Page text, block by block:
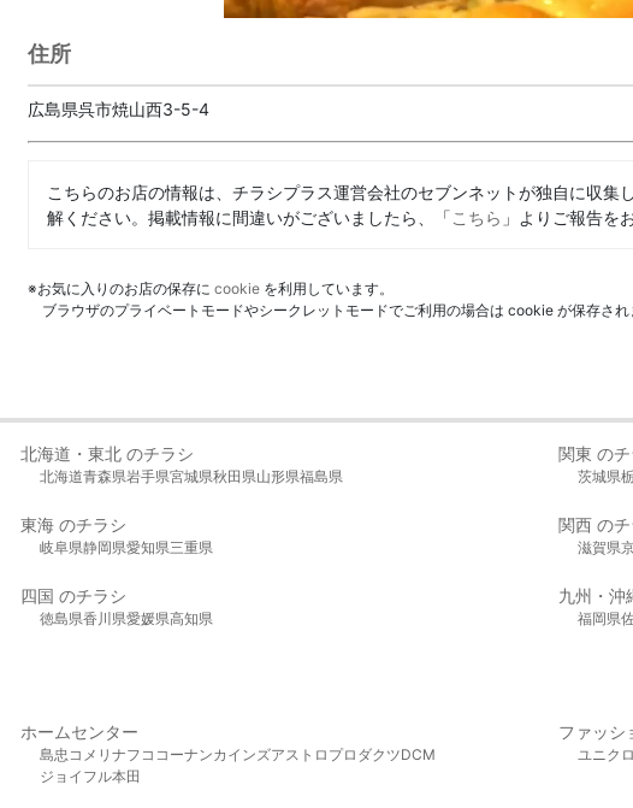
住所
広島県呉市焼山西3-5-4
こちらのお店の情報は、チラシプラス運営会社のセブンネットが独自に収
解ください。掲載情報に間違いがございましたら、「こちら 」よりご報告を
※お気に入りのお店の保存に cookie を利用しています。
ブラウザのプライベートモードやシークレットモードでご利用の場合は cookie が保存さ
北海道・東北 のチラシ
北海道青森県岩手県宮城県秋田県山形県福島県
関東 の
茨城県
東海 のチラシ
岐阜県静岡県愛知県三重県
関西 の
滋賀県
四国 のチラシ
徳島県香川県愛媛県高知県
九州・沖
福岡県
ホームセンター
島忠 コメリ ナフコ コーナンカインズアストロプロダクツDCM
ジョイフル本田
ファッシ
ユニクロ